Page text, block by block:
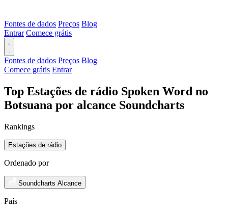
Fontes de dados Preços Blog
Entrar Comece grátis
Fontes de dados Preços Blog
Comece grátis Entrar
Top Estações de rádio Spoken Word no
Botsuana por alcance Soundcharts
Rankings
Estações de rádio
Ordenado por
Soundcharts Alcance
País